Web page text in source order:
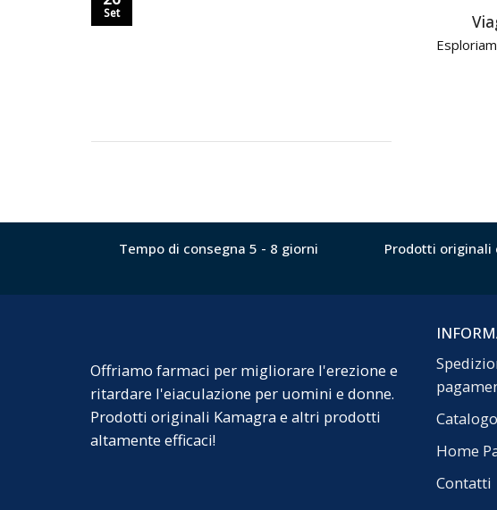
Set
Tempo di consegna 5 - 8 giorni Prodotti originali
Offriamo farmaci per migliorare l'erezione e
ritardare l'eiaculazione per uomini e donne.
Prodotti originali Kamagra e altri prodotti
altamente efficaci!
Home
Contatti